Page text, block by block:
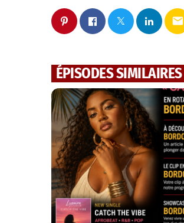
email
ÉPISODES SIMILAIRES